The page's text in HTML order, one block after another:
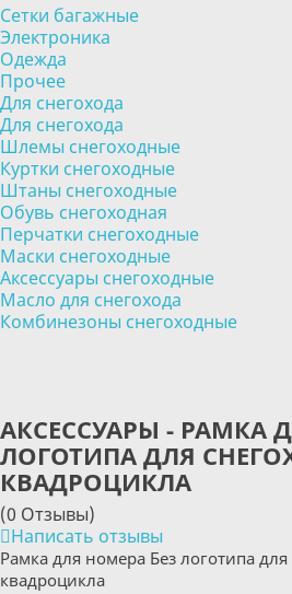
Сетки багажные
Электроника
Одежда
Прочее
Для снегохода
Для снегохода
Шлемы снегоходные
Куртки снегоходные
Штаны снегоходные
Обувь снегоходная
Перчатки снегоходные
Маски снегоходные
Аксессуары снегоходные
Масло для снегохода
Комбинезоны снегоходные
АКСЕССУАРЫ - РАМКА
ЛОГОТИПА ДЛЯ
КВАДРОЦИКЛА
(0 Отзывы)
Написать отзывы
Рамка для номера Без логотипа для
квадроцикла